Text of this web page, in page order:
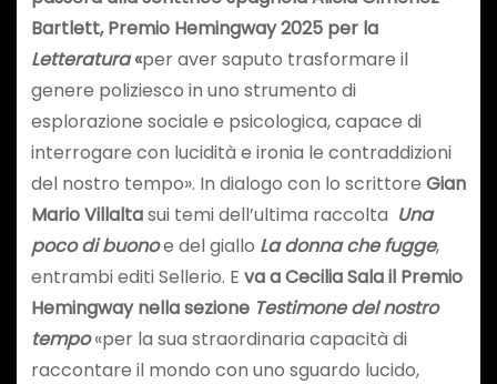
Bartlett, Premio Hemingway 2025 per la
Letteratura«per aver saputo trasformare il
genere poliziesco in uno strumento di
esplorazione sociale e psicologica, capace di
interrogare con lucidità e ironia le contraddizioni
del nostro tempo». In dialogo con lo scrittore Gian
Mario Villaltasui temi dell’ultima raccolta Una
poco di buonoe del giallo La donna che fugge,
entrambi editi Sellerio. E va a Cecilia Sala il Premio
Hemingway nella sezione Testimone del nostro
tempo«per la sua straordinaria capacità di
raccontare il mondo con uno sguardo lucido,